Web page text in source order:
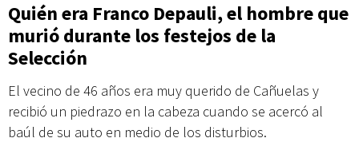
Quién era Franco Depauli, el hombre que
murió durante los festejos de la
Selección
El vecino de 46 años era muy querido de Cañuelas y
recibió un piedrazo en la cabeza cuando se acercó al
baúl de su auto en medio de los disturbios.